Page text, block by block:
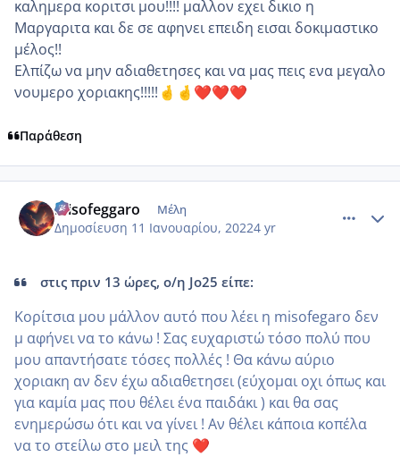
καλημερα κοριτσι μου!!!! μαλλον εχει δικιο η
Μαργαριτα και δε σε αφηνει επειδη εισαι δοκιμαστικο
μέλος!!
Ελπίζω να μην αδιαθετησες και να μας πεις ενα μεγαλο
νουμερο χοριακης!!!!! 🤞 🤞 ❤️❤️❤️
Παράθεση
misofeggaro Μέλη
Δημοσίευση 11 Ιανουαρίου, 20224 yr
στις πριν 13 ώρες, ο/η Jo25 είπε:
Κορίτσια μου μάλλον αυτό που λέει η misofegaro δεν
μ αφήνει να το κάνω ! Σας ευχαριστώ τόσο πολύ που
μου απαντήσατε τόσες πολλές ! Θα κάνω αύριο
χοριακη αν δεν έχω αδιαθετησει (εύχομαι οχι όπως και
για καμία μας που θέλει ένα παιδάκι ) και θα σας
ενημερώσω ότι και να γίνει ! Αν θέλει κάποια κοπέλα
να το στείλω στο μειλ της ❤️